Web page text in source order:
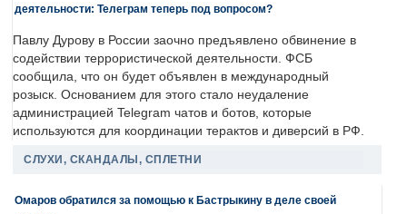
деятельности: Телеграм теперь под вопросом?
Павлу Дурову в России заочно предъявлено обвинение в
содействии террористической деятельности. ФСБ
сообщила, что он будет объявлен в международный
розыск. Основанием для этого стало неудаление
администрацией Telegram чатов и ботов, которые
используются для координации терактов и диверсий в РФ.
СЛУХИ, СКАНДАЛЫ, СПЛЕТНИ
Омаров обратился за помощью к Бастрыкину в деле своей